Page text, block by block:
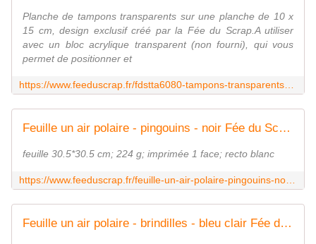
Planche de tampons transparents sur une planche de 10 x
15 cm, design exclusif créé par la Fée du Scrap.A utiliser
avec un bloc acrylique transparent (non fourni), qui vous
permet de positionner et
Feuille un air polaire - pingouins - noir Fée du Scrap
feuille 30.5*30.5 cm; 224 g; imprimée 1 face; recto blanc
Feuille un air polaire - brindilles - bleu clair Fée du Scrap